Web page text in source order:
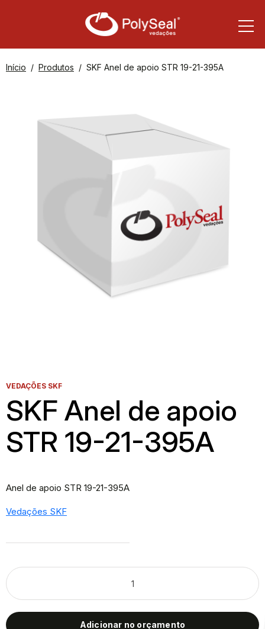
Início Produtos SKF Anel de apoio STR 19-21-395A
VEDAÇÕES SKF
SKF Anel de apoio
STR 19-21-395A
Anel de apoio STR 19-21-395A
Vedações SKF
Adicionar no orçamento